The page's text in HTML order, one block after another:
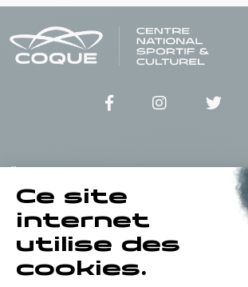
Montag - Freitag : 06:30 - 22:00 Uhr
Wochenende: 07:30 - 19:00 Uhr
Remember to check the opening hours of each activity.
Zugriff: